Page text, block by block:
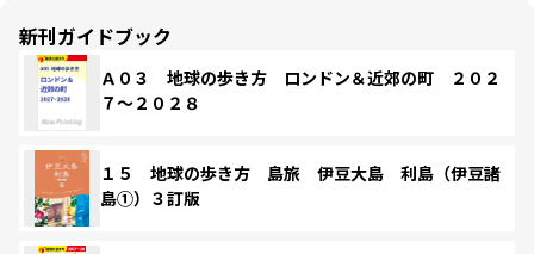
新刊ガイドブック
Ａ０３ 地球の歩き方 ロンドン＆近郊の町 ２０２
７～２０２８
１５ 地球の歩き方 島旅 伊豆大島 利島（伊豆諸
島①）３訂版